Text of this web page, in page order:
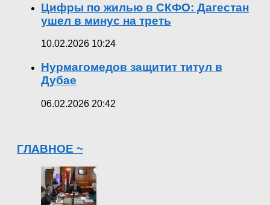
Цифры по жилью в СКФО: Дагестан
ушел в минус на треть
10.02.2026 10:24
Нурмагомедов защитит титул в
Дубае
06.02.2026 20:42
ГЛАВНОЕ ~